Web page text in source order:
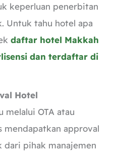
keperluan penerbitan
Untuk tahu hotel apa
daftar hotel Makkah
dan terdaftar di
Hotel
melalui OTA atau
mendapatkan approval
dari pihak manajemen